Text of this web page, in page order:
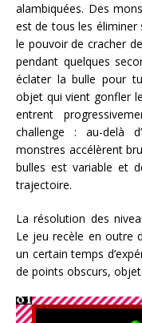
alambiquées. Des
est de tous les
le pouvoir de cracher
pendant quelques
éclater la bulle pour
objet qui vient gonfler
entrent
challenge : au-delà
monstres accélèrent
bulles est variable et
trajectoire.
La résolution des
Le jeu recèle en outre
un certain temps
de points obscurs,